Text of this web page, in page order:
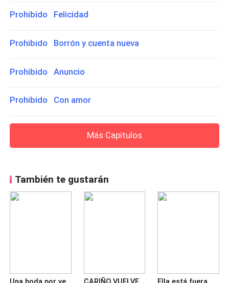
Prohibido Felicidad
Prohibido Borrón y cuenta nueva
Prohibido Anuncio
Prohibido Con amor
Más Capítulos
También te gustarán